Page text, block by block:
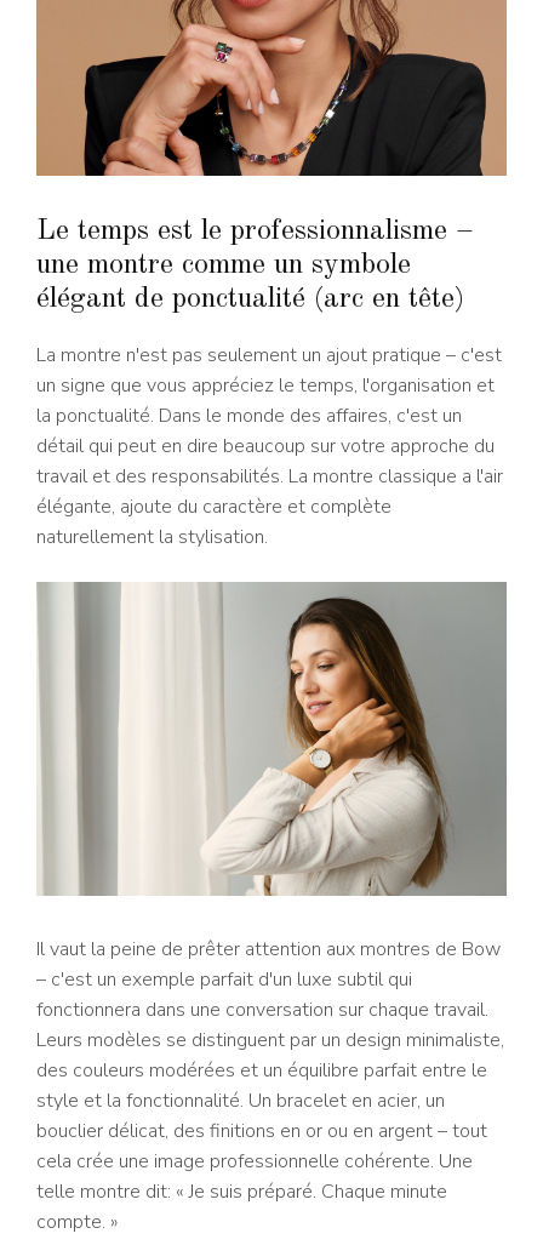
Le temps est le professionnalisme –
une montre comme un symbole
élégant de ponctualité (arc en tête)
La montre n'est pas seulement un ajout pratique – c'est
un signe que vous appréciez le temps, l'organisation et
la ponctualité. Dans le monde des affaires, c'est un
détail qui peut en dire beaucoup sur votre approche du
travail et des responsabilités. La montre classique a l'air
élégante, ajoute du caractère et complète
naturellement la stylisation.
Il vaut la peine de prêter attention aux montres de Bow
– c'est un exemple parfait d'un luxe subtil qui
fonctionnera dans une conversation sur chaque travail.
Leurs modèles se distinguent par un design minimaliste,
des couleurs modérées et un équilibre parfait entre le
style et la fonctionnalité. Un bracelet en acier, un
bouclier délicat, des finitions en or ou en argent – tout
cela crée une image professionnelle cohérente. Une
telle montre dit: « Je suis préparé. Chaque minute
compte. »